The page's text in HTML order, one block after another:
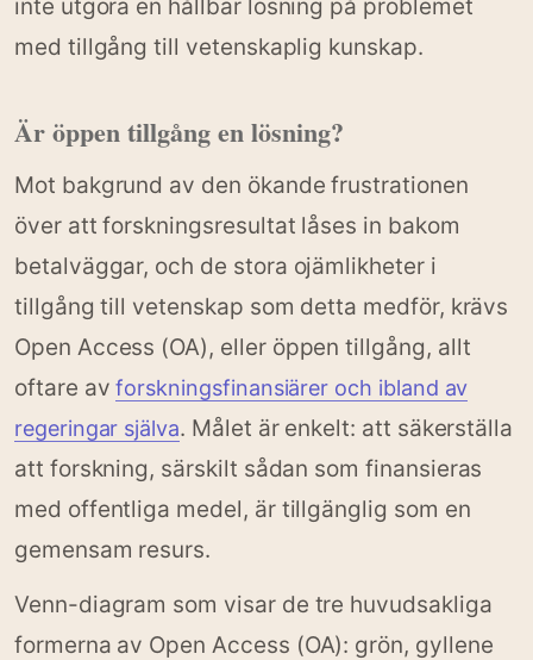
inte utgöra en hållbar lösning på problemet
med tillgång till vetenskaplig kunskap.
Är öppen tillgång en lösning?
Mot bakgrund av den ökande frustrationen
över att forskningsresultat låses in bakom
betalväggar, och de stora ojämlikheter i
tillgång till vetenskap som detta medför, krävs
Open Access (OA), eller öppen tillgång, allt
oftare avforskningsfinansiärer och ibland av
regeringar själva. Målet är enkelt: att säkerställa
att forskning, särskilt sådan som finansieras
med offentliga medel, är tillgänglig som en
gemensam resurs.
Venn-diagram som visar de tre huvudsakliga
formerna av Open Access (OA): grön, gyllene